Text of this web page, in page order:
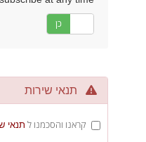
כן
תנאי שירות
קראנו והסכמנו ל תנאי